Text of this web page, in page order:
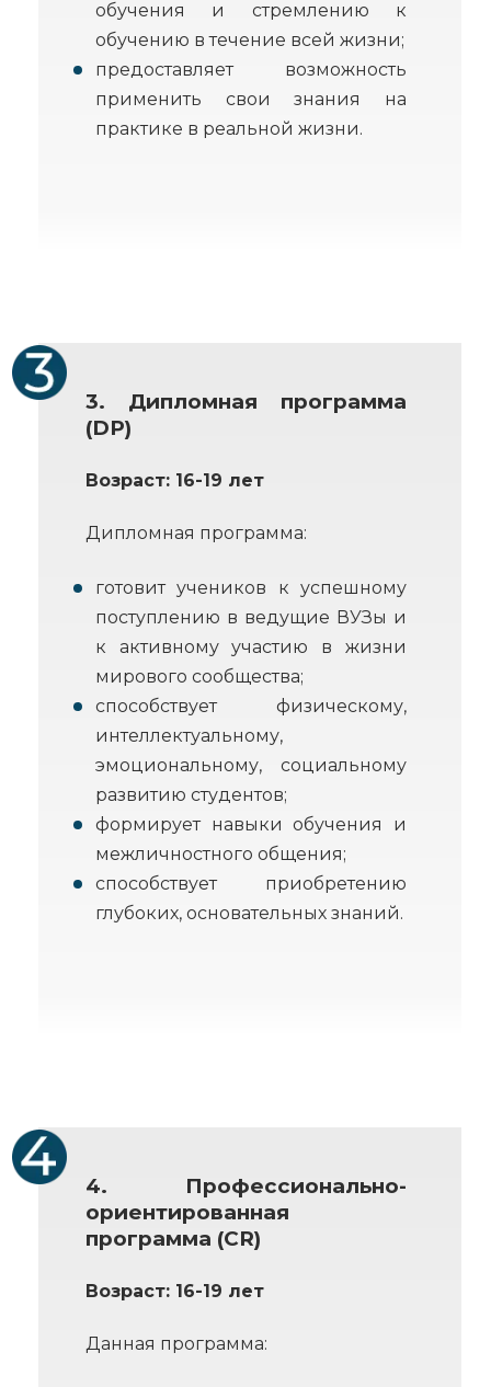
обучения и стремлению к
обучению в течение всей жизни;
предоставляет возможность
применить свои знания на
практике в реальной жизни.
3. Дипломная программа
(DP)
Возраст: 16-19 лет
Дипломная программа:
готовит учеников к успешному
поступлению в ведущие ВУЗы и
к активному участию в жизни
мирового сообщества;
способствует физическому,
интеллектуальному,
эмоциональному, социальному
развитию студентов;
формирует навыки обучения и
межличностного общения;
способствует приобретению
глубоких, основательных знаний.
4. Профессионально-
ориентированная
программа (CR)
Возраст: 16-19 лет
Данная программа: